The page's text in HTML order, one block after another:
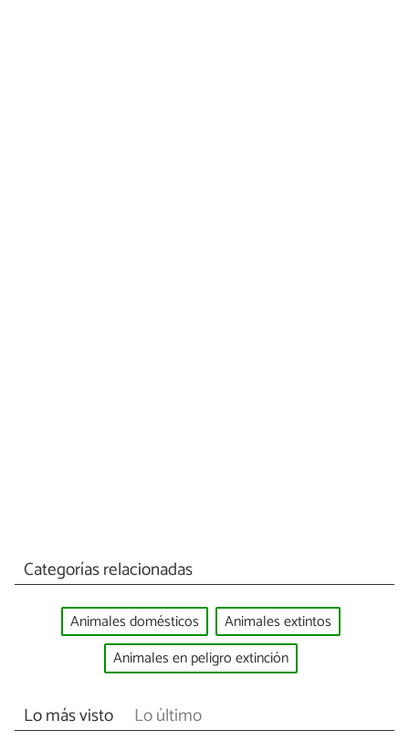
Categorías relacionadas
Animales domésticos
Animales extintos
Animales en peligro extinción
Lo más visto Lo último